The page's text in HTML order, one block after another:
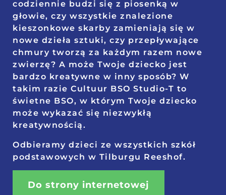
codziennie budzi się z piosenką w
głowie, czy wszystkie znalezione
kieszonkowe skarby zamieniają się w
nowe dzieła sztuki, czy przepływające
chmury tworzą za każdym razem nowe
zwierzę? A może Twoje dziecko jest
bardzo kreatywne w inny sposób? W
takim razie Cultuur BSO Studio-T to
świetne BSO, w którym Twoje dziecko
może wykazać się niezwykłą
kreatywnością.
Odbieramy dzieci ze wszystkich szkół
podstawowych w Tilburgu Reeshof.
Do strony internetowej